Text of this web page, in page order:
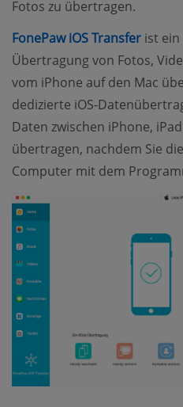
Fotos zu übertragen.
FonePaw iOS Transfer ist
Übertragung von Fotos,
vom iPhone auf den Mac
dedizierte iOS-
Daten zwischen iPhone,
übertragen, nachdem Sie
Computer mit dem